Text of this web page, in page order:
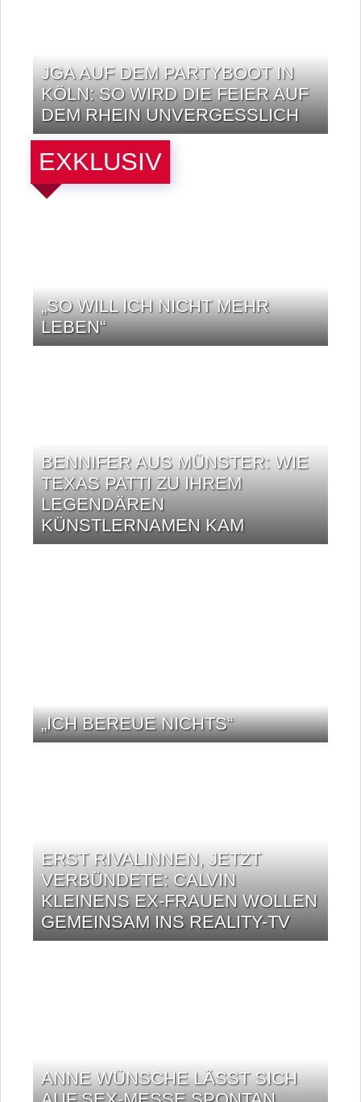
JGA AUF DEM PARTYBOOT IN
KÖLN: SO WIRD DIE FEIER AUF
DEM RHEIN UNVERGESSLICH
„SO WILL ICH NICHT MEHR
LEBEN“
BENNIFER AUS MÜNSTER: WIE
TEXAS PATTI ZU IHREM
LEGENDÄREN
KÜNSTLERNAMEN KAM
„ICH BEREUE NICHTS“
ERST RIVALINNEN, JETZT
VERBÜNDETE: CALVIN
KLEINENS EX-FRAUEN WOLLEN
GEMEINSAM INS REALITY-TV
ANNE WÜNSCHE LÄSST SICH